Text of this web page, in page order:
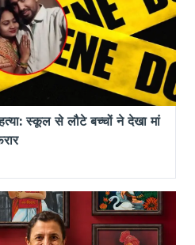
स्कूल से लौटे बच्चों ने देखा मां